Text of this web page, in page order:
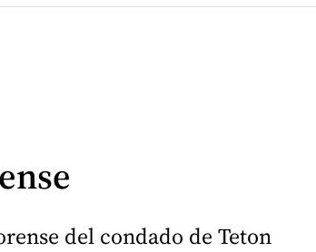
del condado de Teton